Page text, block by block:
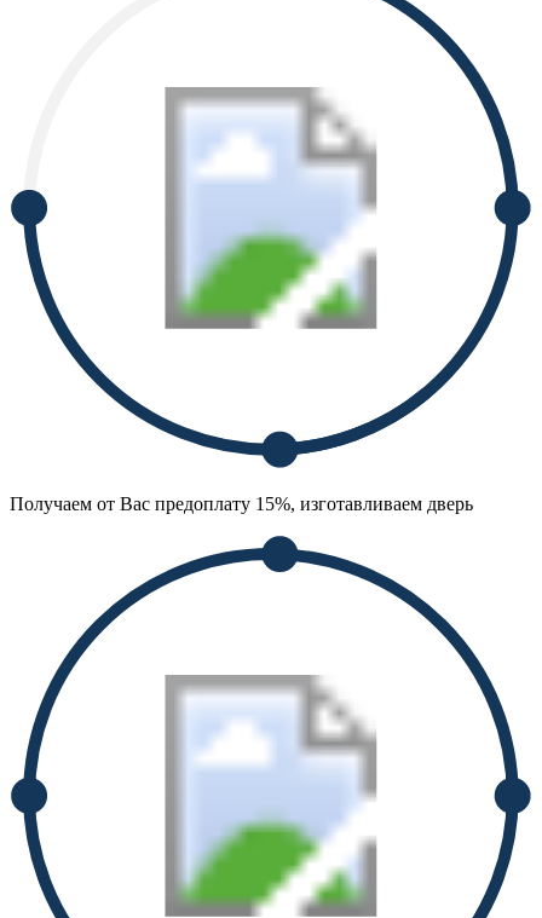
Получаем от Вас предоплату 15%, изготавливаем дверь